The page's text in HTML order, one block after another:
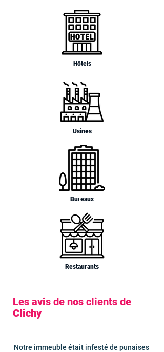
Hôtels
Usines
Bureaux
Restaurants
Les avis de nos clients de
Clichy
Notre immeuble était infesté de punaises